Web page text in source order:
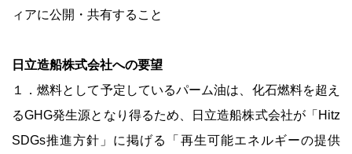
ィアに公開・共有すること
日立造船株式会社への要望
１．燃料として予定しているパーム油は、化石燃料を超え
るGHG発生源となり得るため、日立造船株式会社が「Hitz
SDGs推進方針」に掲げる「再生可能エネルギーの提供